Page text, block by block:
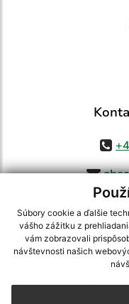
Súbory cookie a ďalšie
vášho zážitku z
vám zobrazovali
návštevnosti našich
využite možnosť
CMS systém (redakčný)